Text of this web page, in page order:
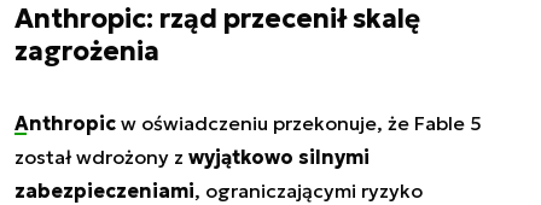
Anthropic: rząd przecenił skalę
zagrożenia
Anthropic w oświadczeniu przekonuje, że Fable 5
został wdrożony z wyjątkowo silnymi
zabezpieczeniami, ograniczającymi ryzyko